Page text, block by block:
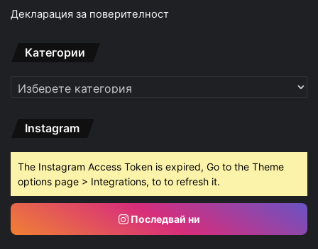
Декларация за поверителност
Категории
Категории
Instagram
The Instagram Access Token is expired, Go to the Theme
options page > Integrations, to to refresh it.
Последвай ни